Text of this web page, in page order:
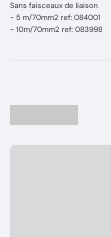
Sans faisceaux de liaison
- 5 m/70mm2 ref: 084001
- 10m/70mm2 ref: 083998